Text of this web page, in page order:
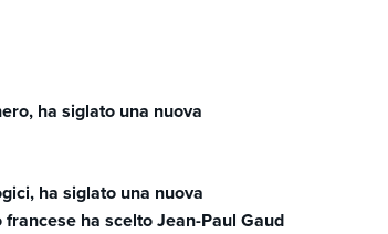
ha siglato una nuova
ha siglato una nuova
ha scelto Jean-Paul Gaud